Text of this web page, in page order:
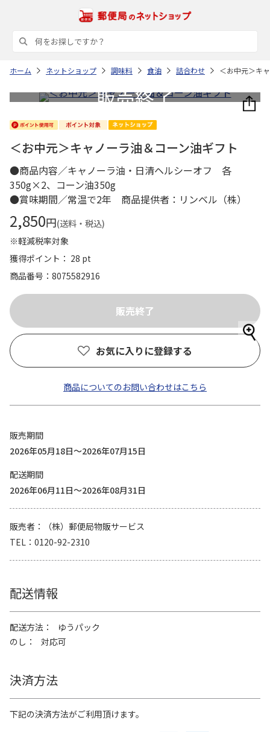
ホーム ネットショップ 調味料 食油 詰合わせ ＜お中元＞キ
＜お中元＞キャノーラ油＆コーン油ギフト
●商品内容／キャノーラ油・日清ヘルシーオフ 各
350g×2、コーン油350g
●賞味期間／常温で2年 商品提供者：リンベル（株）
2,850円(送料・税込)
※軽減税率対象
獲得ポイント： 28 pt
商品番号
8075582916
お気に入りに登録する
商品についてのお問い合わせはこちら
販売期間
2026年05月18日～2026年07月15日
配送期間
2026年06月11日～2026年08月31日
販売者
（株）郵便局物販サービス
TEL
0120-92-2310
配送情報
配送方法
ゆうパック
のし
対応可
決済方法
下記の決済方法がご利用頂けます。